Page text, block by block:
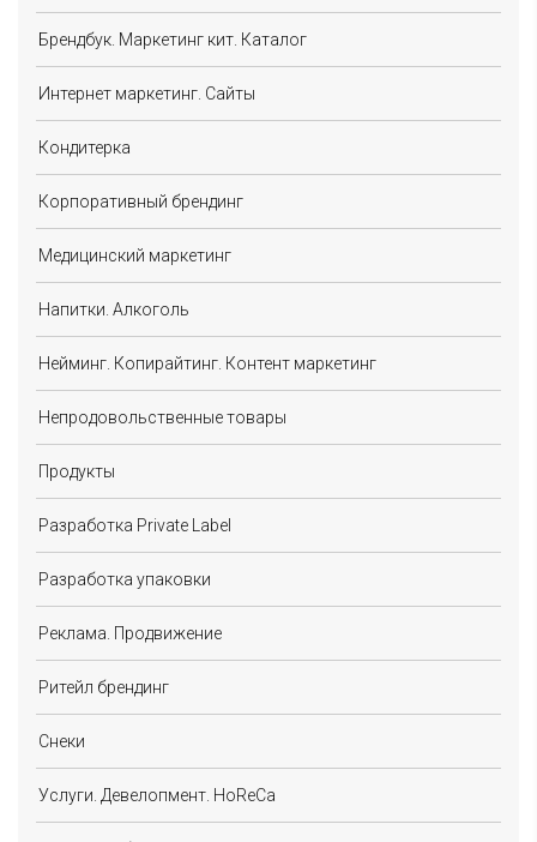
Брендбук. Маркетинг кит. Каталог
Интернет маркетинг. Сайты
Кондитерка
Корпоративный брендинг
Медицинский маркетинг
Напитки. Алкоголь
Нейминг. Копирайтинг. Контент маркетинг
Непродовольственные товары
Продукты
Разработка Private Label
Разработка упаковки
Реклама. Продвижение
Ритейл брендинг
Снеки
Услуги. Девелопмент. HoReCa